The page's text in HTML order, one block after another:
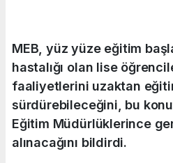
MEB, yüz yüze eğitim
hastalığı olan lise
faaliyetlerini uzaktan
sürdürebileceğini, bu
Eğitim Müdürlüklerince
alınacağını bildirdi.